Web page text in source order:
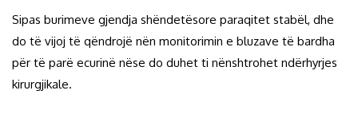
Sipas burimeve gjendja shëndetësore paraqitet stabël, dhe
do të vijoj të qëndrojë nën monitorimin e bluzave të bardha
për të parë ecurinë nëse do duhet ti nënshtrohet ndërhyrjes
kirurgjikale.